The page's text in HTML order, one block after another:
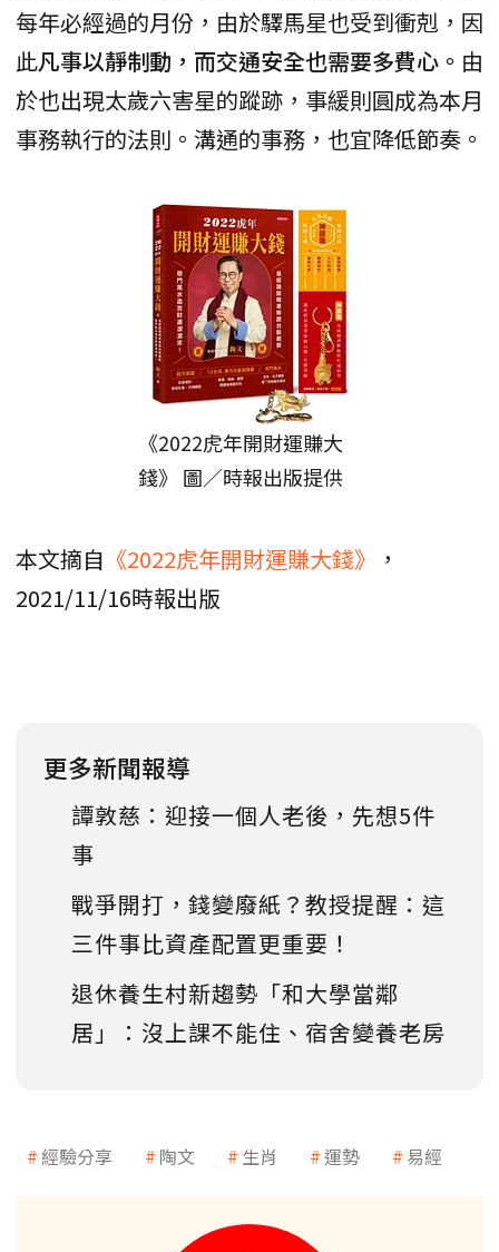
每年必經過的月份，由於驛馬星也受到衝剋，因
此凡事以靜制動，而交通安全也需要多費心。 由
於也出現太歲六害星的蹤跡，事緩則圓成為本月
事務執行的法則。溝通的事務，也宜降低節奏。
《2022虎年開財運賺大
錢》 圖／時報出版提供
本文摘自 《2022虎年開財運賺大錢》
，
2021/11/16時報出版
更多新聞報導
譚敦慈：迎接一個人老後，先想5件
事
戰爭開打，錢變廢紙？教授提醒：這
三件事比資產配置更重要！
退休養生村新趨勢「和大學當鄰
居」：沒上課不能住、宿舍變養老房
經驗分享 陶文 生肖 運勢 易經